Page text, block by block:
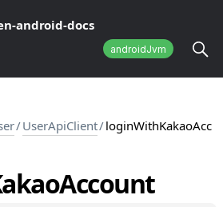
android-docs
androidJvm
/UserApiClient/loginWithKakaoAcc
Account